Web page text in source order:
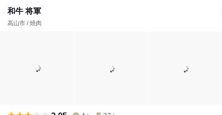
和牛 将軍
高山市 / 焼肉